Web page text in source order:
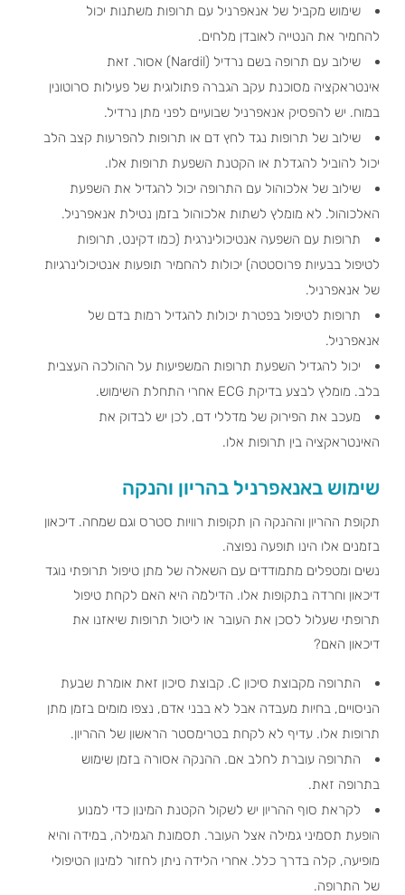
שימוש מקביל של אנאפרניל עם תרופות משתנות יכול
להחמיר את הנטייה לאובדן מלחים.
שילוב עם תרופה בשם נרדיל (Nardil) אסור. זאת
אינטראקציה מסוכנת עקב הגברה פתולוגית של פעילות סרוטונין
במוח. יש להפסיק אנאפרניל שבועיים לפני מתן נרדיל.
שילוב של תרופות נגד לחץ דם או תרופות להפרעות קצב הלב
יכול להוביל להגדלת או הקטנת השפעת תרופות אלו.
שילוב של אלכוהול עם התרופה יכול להגדיל את השפעת
האלכוהול. לא מומלץ לשתות אלכוהול בזמן נטילת אנאפרניל.
תרופות עם השפעה אנטיכולינרגית (כמו דקינט, תרופות
לטיפול בבעיות פרוסטטה) יכולות להחמיר תופעות אנטיכולינרגיות
של אנאפרניל.
תרופות לטיפול בפטרת יכולות להגדיל רמות בדם של
אנאפרניל.
יכול להגדיל השפעת תרופות המשפיעות על ההולכה העצבית
בלב. מומלץ לבצע בדיקת ECG אחרי התחלת השימוש.
מעכב את הפירוק של מדללי דם, לכן יש לבדוק את
האינטראקציה בין תרופות אלו.
שימוש באנאפרניל בהריון והנקה
תקופת ההריון וההנקה הן תקופות רוויות סטרס וגם שמחה. דיכאון
בזמנים אלו הינו תופעה נפוצה.
נשים ומטפלים מתמודדים עם השאלה של מתן טיפול תרופתי נוגד
דיכאון וחרדה בתקופות אלו. הדילמה היא האם לקחת טיפול
תרופתי שעלול לסכן את העובר או ליטול תרופות שיאזנו את
דיכאון האם?
התרופה מקבוצת סיכון C. קבוצת סיכון זאת אומרת שבעת
הניסויים, בחיות מעבדה אבל לא בבני אדם, נצפו מומים בזמן מתן
תרופות אלו. עדיף לא לקחת בטרימסטר הראשון של ההריון.
התרופה עוברת לחלב אם. ההנקה אסורה בזמן שימוש
בתרופה זאת.
לקראת סוף ההריון יש לשקול הקטנת המינון כדי למנוע
הופעת תסמיני גמילה אצל העובר. תסמונת הגמילה, במידה והיא
מופיעה, קלה בדרך כלל. אחרי הלידה ניתן לחזור למינון הטיפולי
של התרופה.